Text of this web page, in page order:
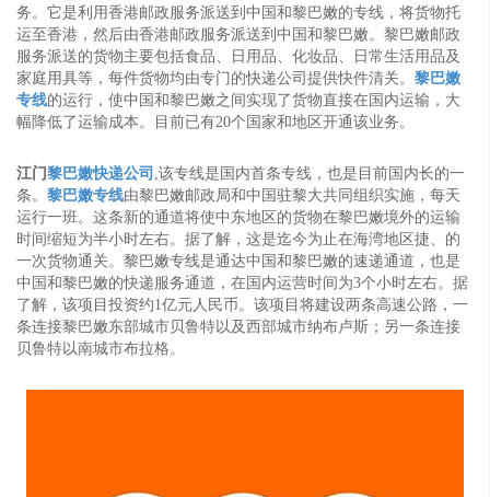
务。它是利用香港邮政服务派送到中国和黎巴嫩的专线，将货物托
运至香港，然后由香港邮政服务派送到中国和黎巴嫩。黎巴嫩邮政
服务派送的货物主要包括食品、日用品、化妆品、日常生活用品及
家庭用具等，每件货物均由专门的快递公司提供快件清关。 黎巴嫩
专线的运行，使中国和黎巴嫩之间实现了货物直接在国内运输，大
幅降低了运输成本。目前已有20个国家和地区开通该业务。
江门黎巴嫩快递公司 ,该专线是国内首条专线，也是目前国内长的一
条。 黎巴嫩专线由黎巴嫩邮政局和中国驻黎大共同组织实施，每天
运行一班。这条新的通道将使中东地区的货物在黎巴嫩境外的运输
时间缩短为半小时左右。据了解，这是迄今为止在海湾地区捷、的
一次货物通关。黎巴嫩专线是通达中国和黎巴嫩的速递通道，也是
中国和黎巴嫩的快递服务通道，在国内运营时间为3个小时左右。据
了解，该项目投资约1亿元人民币。该项目将建设两条高速公路，一
条连接黎巴嫩东部城市贝鲁特以及西部城市纳布卢斯；另一条连接
贝鲁特以南城市布拉格。